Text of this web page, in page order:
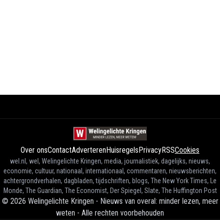
Over onsContactAdverterenHuisregelsPrivacyRSSCookies
wel.nl, wel, Welingelichte Kringen, media, journalistiek, dagelijks, nieuws,
economie, cultuur, nationaal, internationaal, commentaren, nieuwsberichten,
achtergrondverhalen, dagbladen, tijdschriften, blogs, The New York Times, Le
Monde, The Guardian, The Economist, Der Spiegel, Slate, The Huffington Post
© 2026 Welingelichte Kringen - Nieuws van overal: minder lezen, meer
weten - Alle rechten voorbehouden